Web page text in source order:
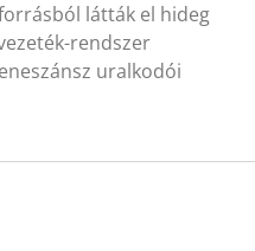
látták el hideg
rendszer
uralkodói